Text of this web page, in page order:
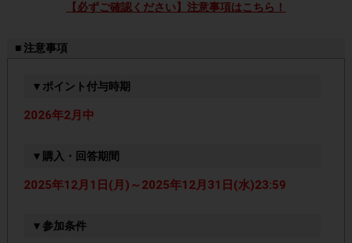
【必ずご確認ください】注意事項はこちら！
■ 注意事項
▼ポイント付与時期
2026年2月中
▼購入・回答期間
2025年12月1日(月)～2025年12月31日(水)23:59
▼参加条件